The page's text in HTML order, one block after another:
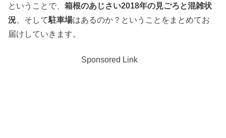
ということで、箱根のあじさい2018年の見ごろと混雑状
況
、そして駐車場はあるのか？ということをまとめてお
届けしていきます。
Sponsored Link